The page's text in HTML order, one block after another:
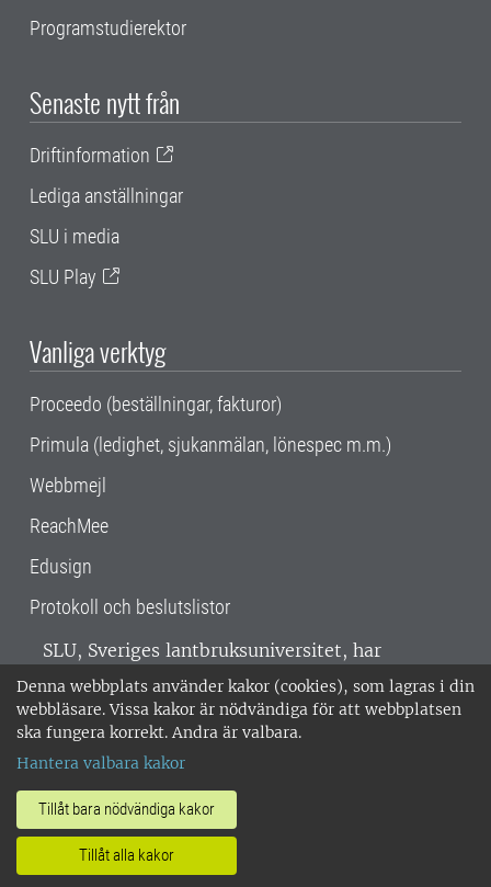
Denna webbplats använder kakor (cookies), som lagras i din
webbläsare. Vissa kakor är nödvändiga för att webbplatsen
ska fungera korrekt. Andra är valbara.
Hantera valbara kakor
Tillåt bara nödvändiga kakor
Tillåt alla kakor
Programstudierektor
Senaste nytt från
Driftinformation
Lediga anställningar
SLU i media
SLU Play
Vanliga verktyg
Proceedo (beställningar, fakturor)
Primula (ledighet, sjukanmälan, lönespec m.m.)
Webbmejl
ReachMee
Edusign
Protokoll och beslutslistor
SLU, Sveriges lantbruksuniversitet, har
verksamhet över hela Sverige. Huvudorter är
Alnarp, Uppsala och Umeå.SLU är
miljöcertifierat enligt ISO 14001. •
018-67 10 00 • Org nr: 202100-2817 •
Om SLU:s webbplatser
•Hantera kakor•Behandling av
personuppgifter